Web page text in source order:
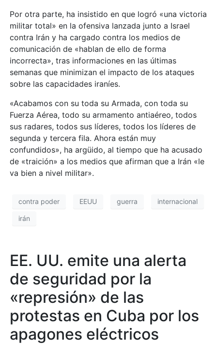
Por otra parte, ha insistido en que logró «una victoria
militar total» en la ofensiva lanzada junto a Israel
contra Irán y ha cargado contra los medios de
comunicación de «hablan de ello de forma
incorrecta», tras informaciones en las últimas
semanas que minimizan el impacto de los ataques
sobre las capacidades iraníes.
«Acabamos con su toda su Armada, con toda su
Fuerza Aérea, todo su armamento antiaéreo, todos
sus radares, todos sus líderes, todos los líderes de
segunda y tercera fila. Ahora están muy
confundidos», ha argüido, al tiempo que ha acusado
de «traición» a los medios que afirman que a Irán «le
va bien a nivel militar».
contra poder EEUU guerra internacional
irán
EE. UU. emite una alerta
de seguridad por la
«represión» de las
protestas en Cuba por los
apagones eléctricos